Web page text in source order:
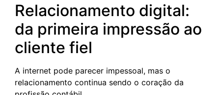
Relacionamento digital:
da primeira impressão ao
cliente fiel
A internet pode parecer impessoal, mas o
relacionamento continua sendo o coração da